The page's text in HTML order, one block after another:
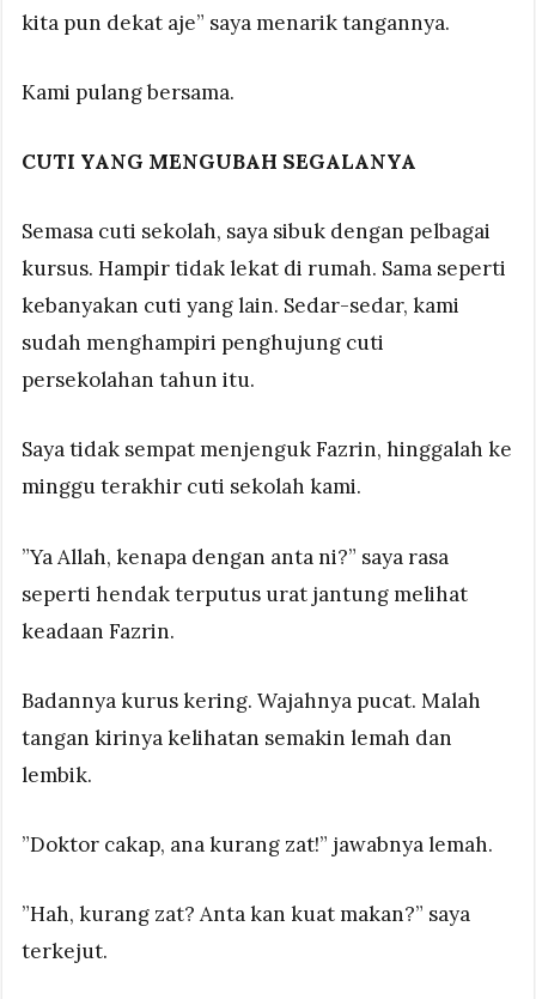
kita pun dekat aje” saya menarik tangannya.
Kami pulang bersama.
CUTI YANG MENGUBAH SEGALANYA
Semasa cuti sekolah, saya sibuk dengan pelbagai
kursus. Hampir tidak lekat di rumah. Sama seperti
kebanyakan cuti yang lain. Sedar-sedar, kami
sudah menghampiri penghujung cuti
persekolahan tahun itu.
Saya tidak sempat menjenguk Fazrin, hinggalah ke
minggu terakhir cuti sekolah kami.
”Ya Allah, kenapa dengan anta ni?” saya rasa
seperti hendak terputus urat jantung melihat
keadaan Fazrin.
Badannya kurus kering. Wajahnya pucat. Malah
tangan kirinya kelihatan semakin lemah dan
lembik.
”Doktor cakap, ana kurang zat!” jawabnya lemah.
”Hah, kurang zat? Anta kan kuat makan?” saya
terkejut.